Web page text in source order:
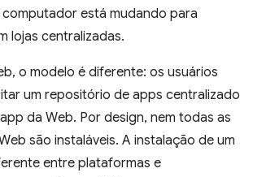
está mudando para
lojas centralizadas.
o modelo é diferente: os usuários
um repositório de apps centralizado
da Web. Por design, nem todas as
são instaláveis. A instalação de um
entre plataformas e